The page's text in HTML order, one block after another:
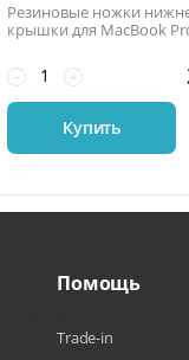
Резиновые ножки
крышки для MacBook
+
−
Купить
Помощь
Trade-in